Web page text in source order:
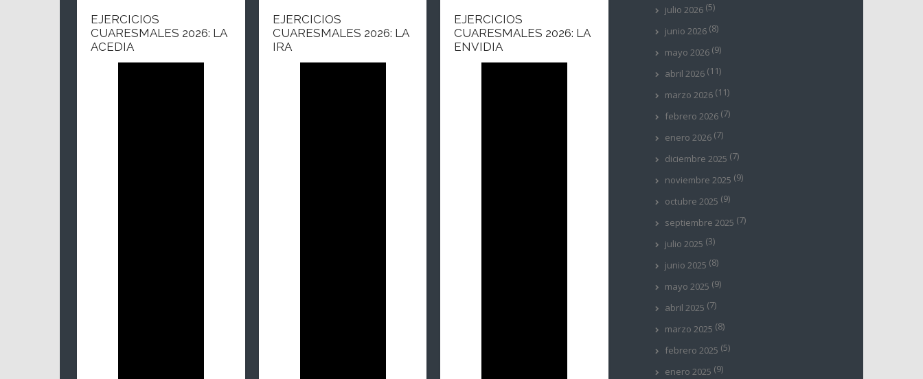
EJERCICIOS
CUARESMALES 2026: LA
ACEDIA
EJERCICIOS
CUARESMALES 2026: LA
IRA
EJERCICIOS
CUARESMALES 2026: LA
ENVIDIA
julio 2026 (5)
junio 2026 (8)
mayo 2026 (9)
abril 2026 (11)
marzo 2026 (11)
febrero 2026 (7)
enero 2026 (7)
diciembre 2025 (7)
noviembre 2025 (9)
octubre 2025 (9)
septiembre 2025 (7)
julio 2025 (3)
junio 2025 (8)
mayo 2025 (9)
abril 2025 (7)
marzo 2025 (8)
febrero 2025 (5)
enero 2025 (9)